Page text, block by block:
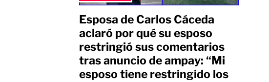
Esposa de Carlos Cáceda
aclaró por qué su esposo
restringió sus comentarios
tras anuncio de ampay: “Mi
esposo tiene restringido los